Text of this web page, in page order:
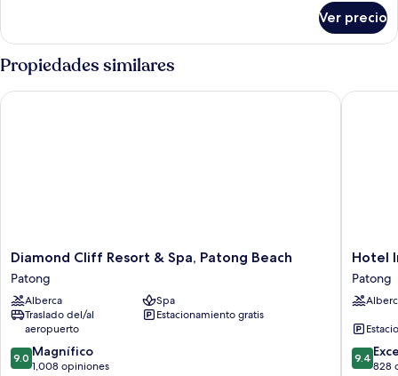
fumadores
(Free
Breakfast)
estándar,
2
camas
individuales,
para
Ver precio
Propiedades similares
Diamond
Cliff
Resort
&
Spa,
Patong
Beach
Patong
Diamond Cliff Resort & Spa, Patong Beach
Patong
Alberca
Spa
Traslado del/al
aeropuerto
Estacionamiento gratis
9.0
de
9.0 Magnífico
1,008 opiniones
Diamond Cliff Resort & Spa, Patong Beach
Hotel
Indigo
Phuket
Patong
IHG
Patong
Hotel
Patong
9.4
de
9.4
828
Hotel